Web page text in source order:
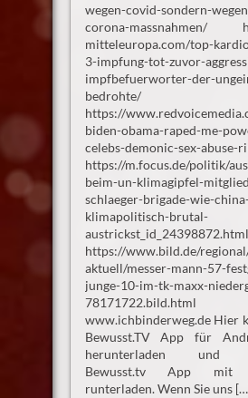
wegen-covid-sondern-
corona-massnahmen/
mitteleuropa.com/top-
3-impfung-tot-zuvor-
impfbefuerworter-der-
bedrohte/
https://
biden-obama-raped-me-
celebs-demonic-sex-abuse-
https://m.focus.de/politik/
beim-un-klimagipfel-
schlaeger-brigade-wie-
klimapolitisch-brutal-
austrickst_id_24398872.html
https://www.bild.de/
aktuell/messer-mann-57-
junge-10-im-tk-maxx-
78171722.bild.html
www.ichbinderweg.de Hier
Bewusst.TV App für
herunterladen und
Bewusst.tv App mit
runterladen. Wenn Sie uns